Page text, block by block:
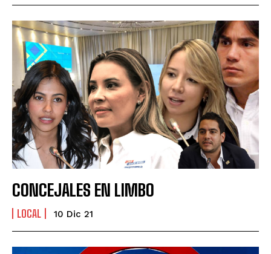
CONCEJALES EN LIMBO
LOCAL 10 Dic 21